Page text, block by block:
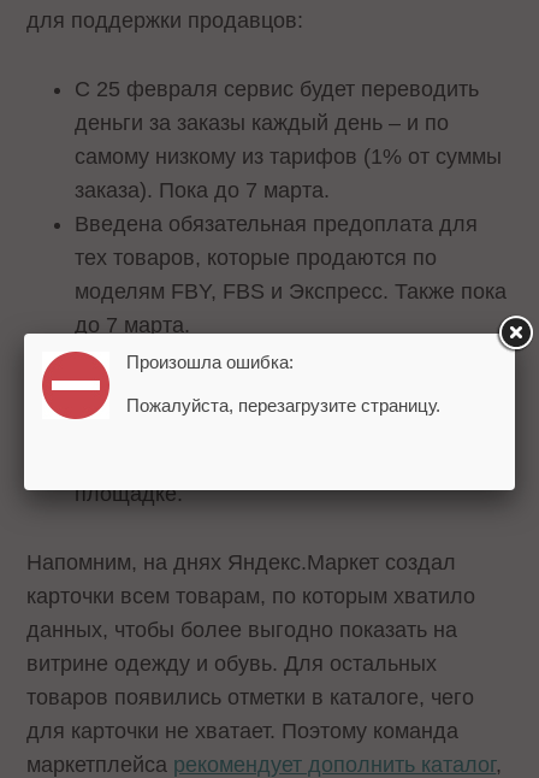
для поддержки продавцов:
С 25 февраля сервис будет переводить
деньги за заказы каждый день – и по
самому низкому из тарифов (1% от суммы
заказа). Пока до 7 марта.
Введена обязательная предоплата для
тех товаров, которые продаются по
моделям FBY, FBS и Экспресс. Также пока
до 7 марта.
Заморожен индекс качества на значениях
утра 24 февраля – минимум до 1 марта.
Действия продавцов в эти дни не будут
площадке.
Напомним, на днях Яндекс.Маркет создал
карточки всем товарам, по которым хватило
данных, чтобы более выгодно показать на
витрине одежду и обувь. Для остальных
товаров появились отметки в каталоге, чего
для карточки не хватает. Поэтому команда
маркетплейса рекомендует дополнить каталог,
Произошла ошибка:
Пожалуйста, перезагрузите страницу.